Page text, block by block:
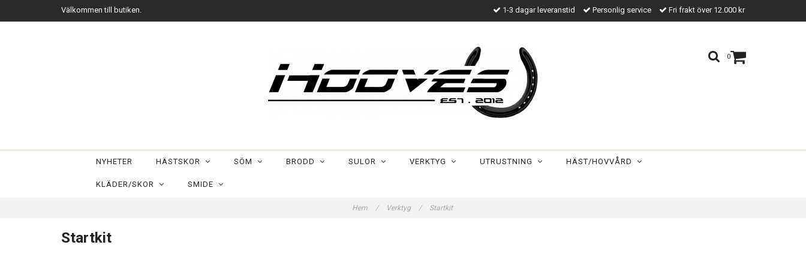
Välkommen till butiken. 1-3 dagar leveranstid Personlig service Fri frakt över 12.000 kr
0
NYHETER HÄSTSKOR SÖM BRODD SULOR VERKTYG UTRUSTNING HÄST/HOVVÅRD
KLÄDER/SKOR SMIDE
Hem / Verktyg / Startkit
Startkit